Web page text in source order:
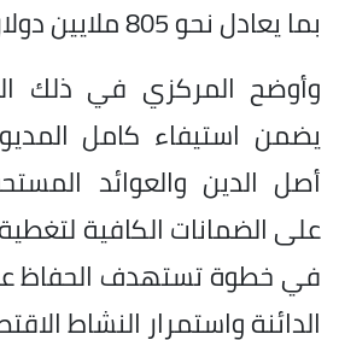
بما يعادل نحو 805 ملايين دولار آنذاك.
وأوضح المركزي في ذلك
يضمن استيفاء كامل
أصل الدين والعوائد
على الضمانات الكافية
في خطوة تستهدف الحفاظ
الدائنة واستمرار النشاط